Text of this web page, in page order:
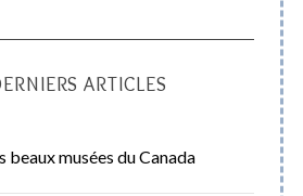
ARTICLES
beaux musées du Canada